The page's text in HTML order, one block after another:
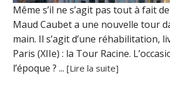
Même s’il ne s’agit pas tout à fait
Maud Caubet a une nouvelle tour
main. Il s’agit d’une réhabilitation,
Paris (XIIe) : la Tour Racine.
l’époque ? ...[Lire la suite]